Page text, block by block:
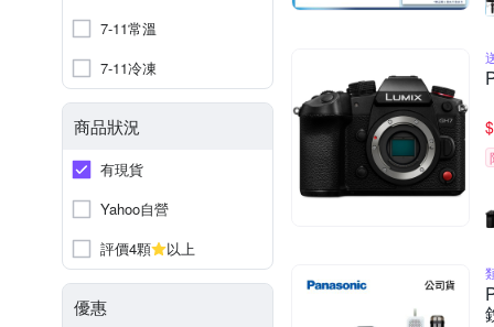
7-11常溫
7-11冷凍
商品狀況
有現貨
Yahoo自營
評價4顆
以上
優惠
$